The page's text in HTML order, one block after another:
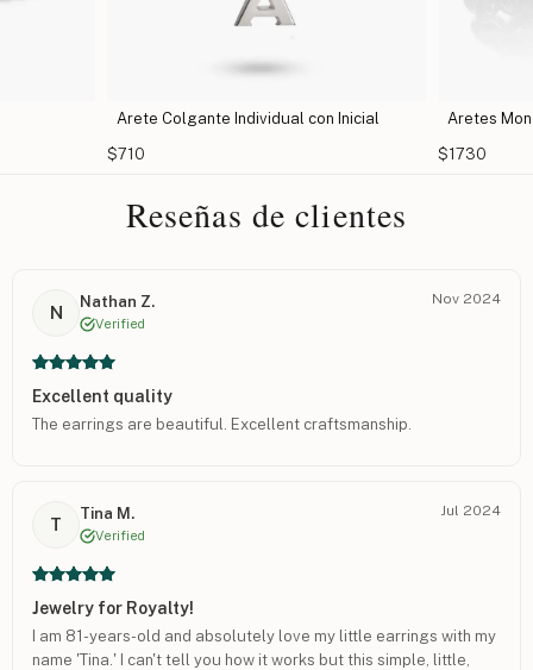
Arete Colgante Individual con Inicial
Aretes Monograma
Reseñas de clientes
N
Nathan Z.
Verified
Nov 2024
Excellent quality
The earrings are beautiful. Excellent craftsmanship.
T
Tina M.
Verified
Jul 2024
Jewelry for Royalty!
I am 81-years-old and absolutely love my little earrings with my
name 'Tina.' I can't tell you how it works but this simple, little,